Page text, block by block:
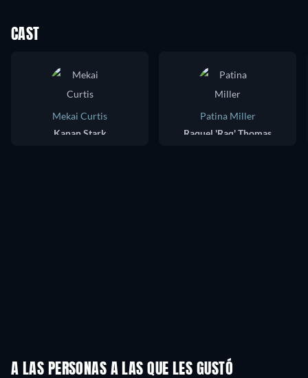
CAST
Mekai Curtis
Kanan Stark
Patina Miller
Raquel 'Raq' Thomas
A LAS PERSONAS A LAS QUE LES GUSTÓ